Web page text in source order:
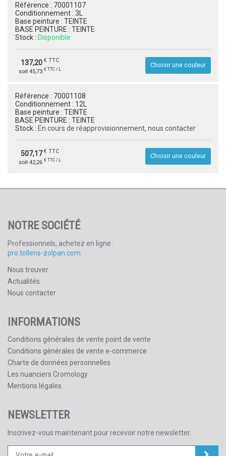
Référence : 70001107
Conditionnement : 3L
Base peinture : TEINTE
BASE PEINTURE : TEINTE
Stock : Disponible
137,20 € TTC
soit 45,73 € TTC / L
Choisir une couleur
Référence : 70001108
Conditionnement : 12L
Base peinture : TEINTE
BASE PEINTURE : TEINTE
Stock : En cours de réapprovisionnement, nous contacter
507,17€ TTC
soit 42,26 € TTC / L
Choisir une couleur
NOTRE SOCIÉTÉ
Professionnels, achetez en ligne :
pro.tollens-zolpan.com
Nous trouver
Actualités
Nous contacter
INFORMATIONS
Conditions générales de vente point de vente
Conditions générales de vente e-commerce
Charte de données personnelles
Les nuanciers Cromology
Mentions légales
NEWSLETTER
Inscrivez-vous maintenant pour recevoir notre newsletter.